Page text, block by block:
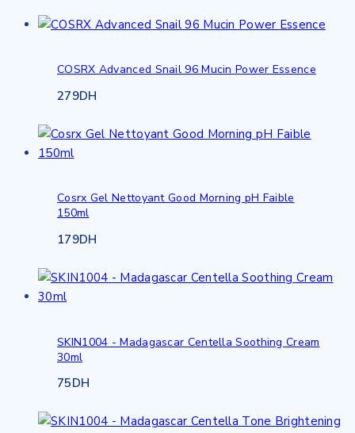
COSRX Advanced Snail 96 Mucin Power Essence
279DH
Cosrx Gel Nettoyant Good Morning pH Faible
150ml
179DH
SKIN1004 - Madagascar Centella Soothing Cream
30ml
75DH